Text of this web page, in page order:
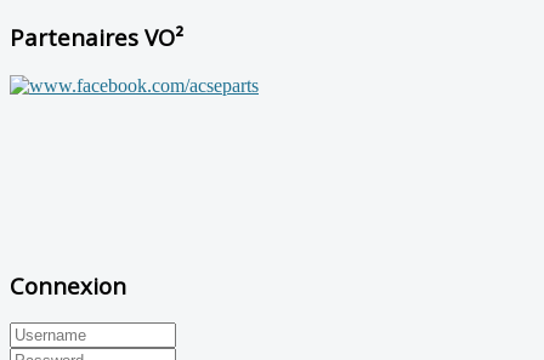
Partenaires VO²
Connexion